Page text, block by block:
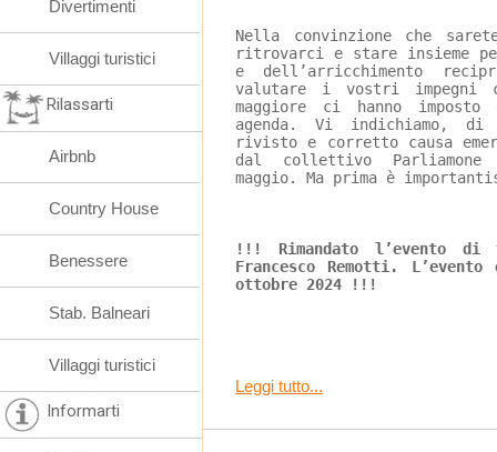
Nella convinzione che
ritrovarci e stare insieme
e dell’arricchimento
valutare i vostri impegni
maggiore ci hanno
agenda. Vi indichiamo,
rivisto e corretto causa
dal collettivo
maggio. Ma prima è
!!! Rimandato l’evento di
Francesco Remotti.
ottobre 2024 !!!
Leggi tutto...
Divertimenti
Villaggi turistici
Rilassarti
Airbnb
Country House
Benessere
Stab. Balneari
Villaggi turistici
Informarti